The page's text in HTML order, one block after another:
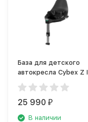
База для детского
автокресла Cybex Z I
size
25 990 ₽
В наличии